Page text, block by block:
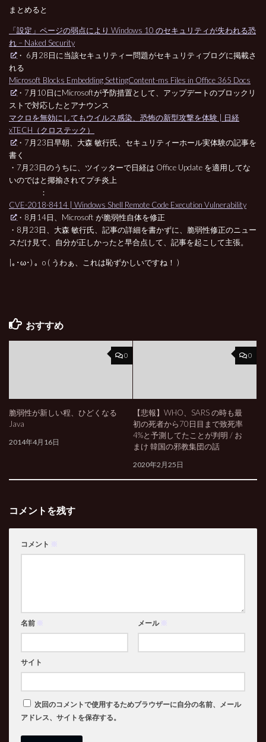
まとめると
「設定」ページの弱点により Windows 10 のセキュリティが失われる恐
れ – Naked Security
・ 6月28日に当該セキュリティー問題がセキュリティブログに掲載さ
れる
Microsoft Blocks Embedding SettingContent-ms Files in Office 365 Docs
・7月10日にMicrosoftが予防措置として、アップデートのブロックリ
ストで対応したとアナウンス
マクロを無効にしてもウイルス感染、恐怖の新型攻撃を体験 | 日経
xTECH（クロステック）
・7月23日早朝、大森 敏行氏、セキュリティーホール実体験の記事を
書く
・7月23日のうちに、ツイッターで日経は Office Update を適用してな
いのではと揶揄されてプチ炎上
：
CVE-2018-8414 | Windows Shell Remote Code Execution Vulnerability
・8月14日、Microsoft が脆弱性自体を修正
・8月23日、大森 敏行氏、記事の詳細を書かずに、脆弱性修正のニュー
スだけ見て、自分が正しかったと早合点して、記事を起こして主張。
|｡･ω･) 。o ( うわぁ、これは恥ずかしいですね！ )
おすすめ
0
脆弱性が新しい程、ひどくなる
Java
2014年4月16日
0
【悲報】WHO、SARS の時も最
初の死者から70日目まで致死率
4%と予測してたことが判明 / お
まけ 韓国の邪教集団の話
2020年2月25日
コメントを残す
コメント ※
名前 ※ メール ※
サイト
次回のコメントで使用するためブラウザーに自分の名前、メール
アドレス、サイトを保存する。